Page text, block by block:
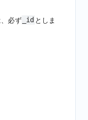
必ず _id としま